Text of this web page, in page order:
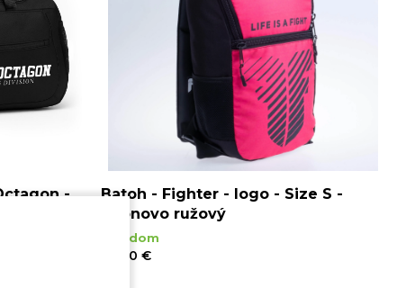
-
Batoh - Fighter - logo - Size S -
neónovo ružový
Skladom
45,00 €